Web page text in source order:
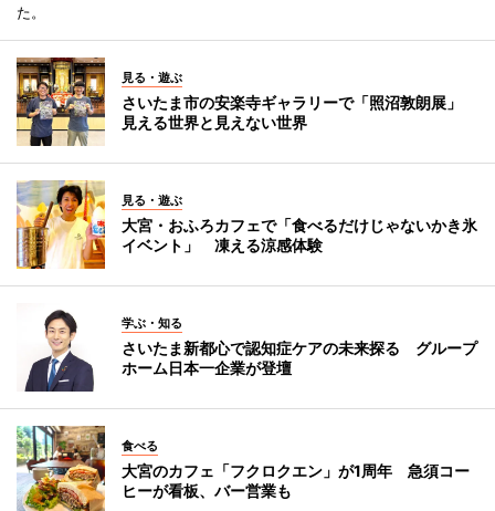
た。
見る・遊ぶ
さいたま市の安楽寺ギャラリーで「照沼敦朗展」
見える世界と見えない世界
見る・遊ぶ
大宮・おふろカフェで「食べるだけじゃないかき氷
イベント」 凍える涼感体験
学ぶ・知る
さいたま新都心で認知症ケアの未来探る グループ
ホーム日本一企業が登壇
食べる
大宮のカフェ「フクロクエン」が1周年 急須コー
ヒーが看板、バー営業も